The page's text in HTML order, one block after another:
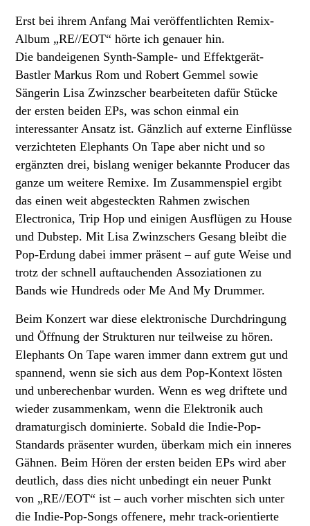
Erst bei ihrem Anfang Mai veröffentlichten Remix-
Album „RE//EOT“ hörte ich genauer hin.
Die bandeigenen Synth-Sample- und Effektgerät-
Bastler Markus Rom und Robert Gemmel sowie
Sängerin Lisa Zwinzscher bearbeiteten dafür Stücke
der ersten beiden EPs, was schon einmal ein
interessanter Ansatz ist. Gänzlich auf externe Einflüsse
verzichteten Elephants On Tape aber nicht und so
ergänzten drei, bislang weniger bekannte Producer das
ganze um weitere Remixe. Im Zusammenspiel ergibt
das einen weit abgesteckten Rahmen zwischen
Electronica, Trip Hop und einigen Ausflügen zu House
und Dubstep. Mit Lisa Zwinzschers Gesang bleibt die
Pop-Erdung dabei immer präsent – auf gute Weise und
trotz der schnell auftauchenden Assoziationen zu
Bands wie Hundreds oder Me And My Drummer.
Beim Konzert war diese elektronische Durchdringung
und Öffnung der Strukturen nur teilweise zu hören.
Elephants On Tape waren immer dann extrem gut und
spannend, wenn sie sich aus dem Pop-Kontext lösten
und unberechenbar wurden. Wenn es weg driftete und
wieder zusammenkam, wenn die Elektronik auch
dramaturgisch dominierte. Sobald die Indie-Pop-
Standards präsenter wurden, überkam mich ein inneres
Gähnen. Beim Hören der ersten beiden EPs wird aber
deutlich, dass dies nicht unbedingt ein neuer Punkt
von „RE//EOT“ ist – auch vorher mischten sich unter
die Indie-Pop-Songs offenere, mehr track-orientierte